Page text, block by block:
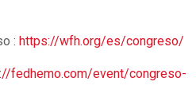
: https://wfh.org/es/congreso/
fedhemo.com/event/congreso-